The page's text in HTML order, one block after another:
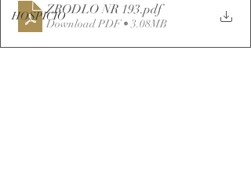
HOSPICIOZRODLO NR 193.pdf
Download PDF • 3.08MB